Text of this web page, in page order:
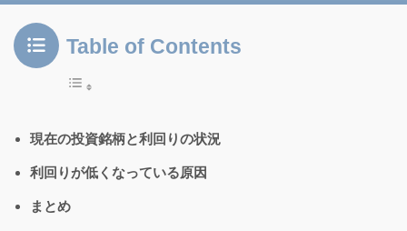
Table of Contents
現在の投資銘柄と利回りの状況
利回りが低くなっている原因
まとめ